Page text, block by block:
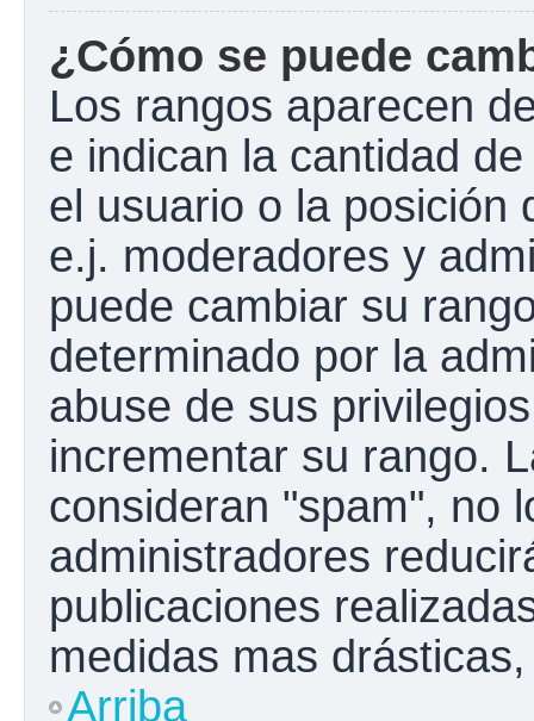
¿Cómo se puede
Los rangos aparecen
e indican la cantidad
el usuario o la posición
e.j. moderadores y
puede cambiar su
determinado por la
abuse de sus
incrementar su rango.
consideran "spam", no
administradores
publicaciones
medidas mas
Arriba